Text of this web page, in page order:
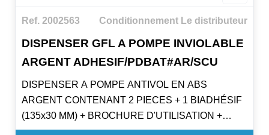
Ref. 2002563 Conditionnement Le distributeur
DISPENSER GFL A POMPE INVIOLABLE
ARGENT ADHESIF/PDBAT#AR/SCU
DISPENSER A POMPE ANTIVOL EN ABS
ARGENT CONTENANT 2 PIECES + 1 BIADHÉSIF
(135x30 MM) + BROCHURE D'UTILISATION +
GUIDE DE MONTAGE + 1 CLE D'OUVERTURE